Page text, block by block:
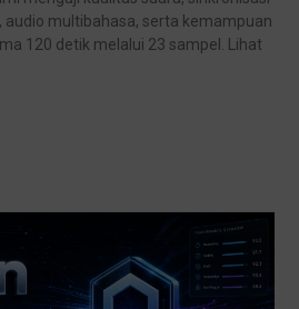
audio multibahasa, serta kemampuan
120 detik melalui 23 sampel. Lihat